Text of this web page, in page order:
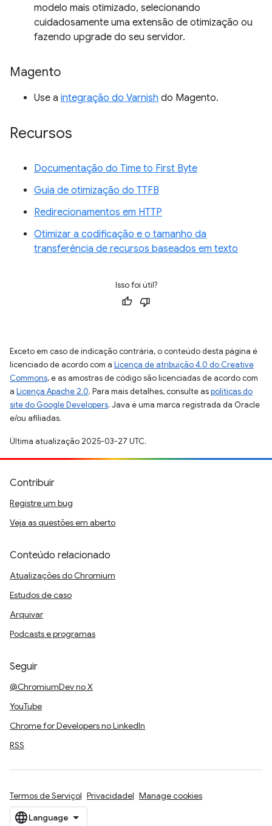
modelo mais otimizado, selecionando
cuidadosamente uma extensão de otimização ou
fazendo upgrade do seu servidor.
Magento
Use a integração do Varnish do Magento.
Recursos
Documentação do Time to First Byte
Guia de otimização do TTFB
Redirecionamentos em HTTP
Otimizar a codificação e o tamanho da
transferência de recursos baseados em texto
Isso foi útil?
Exceto em caso de indicação contrária, o conteúdo desta página é
licenciado de acordo com a Licença de atribuição 4.0 do Creative
Commons, e as amostras de código são licenciadas de acordo com
a Licença Apache 2.0. Para mais detalhes, consulte aspolíticas do
site do Google Developers. Java é uma marca registrada da Oracle
e/ou afiliadas.
Última atualização 2025-03-27 UTC.
Contribuir
Registre um bug
Veja as questões em aberto
Conteúdo relacionado
Atualizações do Chromium
Estudos de caso
Arquivar
Podcasts e programas
Seguir
@ChromiumDev no X
YouTube
Chrome for Developers no LinkedIn
RSS
Termos de Serviço Privacidade Manage cookies